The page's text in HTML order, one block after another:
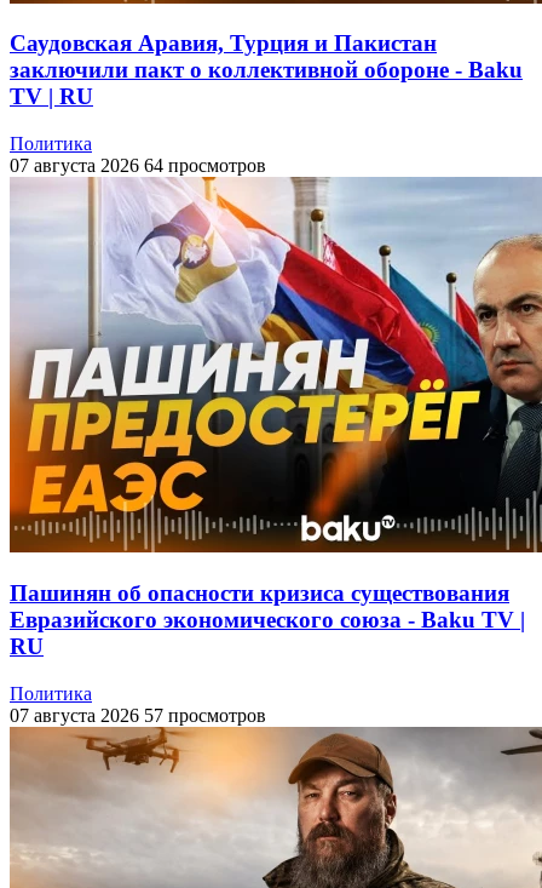
Саудовская Аравия, Турция и Пакистан
заключили пакт о коллективной обороне - Baku
TV | RU
Политика
07 августа 2026 64 просмотров
Пашинян об опасности кризиса существования
Евразийского экономического союза - Baku TV |
RU
Политика
07 августа 2026 57 просмотров